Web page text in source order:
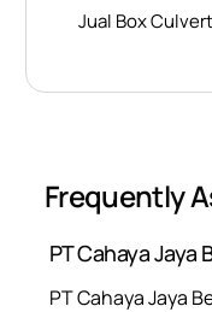
Jual Box
Frequently
PT Cahaya Jaya
PT Cahaya Jaya